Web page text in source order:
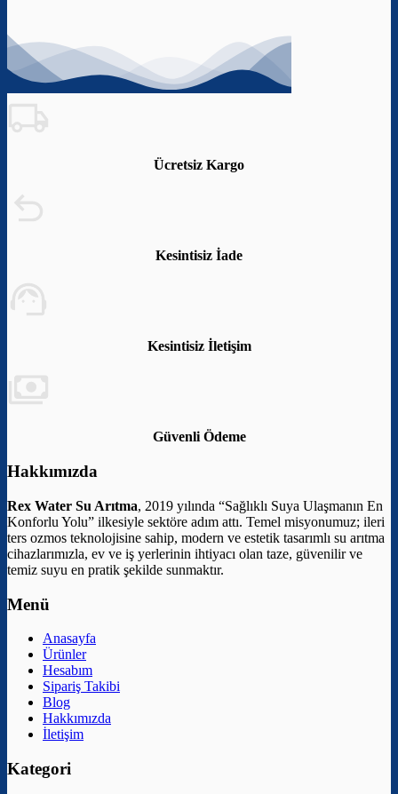
Ücretsiz Kargo
Kesintisiz İade
Kesintisiz İletişim
Güvenli Ödeme
Hakkımızda
Rex Water Su Arıtma, 2019 yılında “Sağlıklı Suya Ulaşmanın En
Konforlu Yolu” ilkesiyle sektöre adım attı. Temel misyonumuz; ileri
ters ozmos teknolojisine sahip, modern ve estetik tasarımlı su arıtma
cihazlarımızla, ev ve iş yerlerinin ihtiyacı olan taze, güvenilir ve
temiz suyu en pratik şekilde sunmaktır.
Menü
Anasayfa
Ürünler
Hesabım
Sipariş Takibi
Blog
Hakkımızda
İletişim
Kategori